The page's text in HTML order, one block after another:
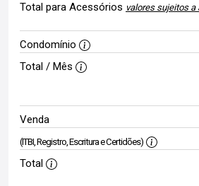
Total para Acessórios valores sujeitos a
Condomínio
Total / Mês
Venda
(ITBI, Registro, Escritura e Certidões)
Total